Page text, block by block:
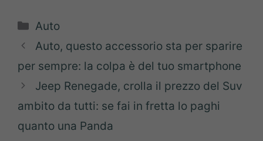
Categorie
Auto
Auto, questo accessorio sta per sparire
per sempre: la colpa è del tuo smartphone
Jeep Renegade, crolla il prezzo del Suv
ambito da tutti: se fai in fretta lo paghi
quanto una Panda